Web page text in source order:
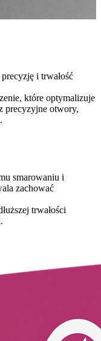
i trwałość
które optymalizuje
precyzyjne otwory,
smarowaniu i
zachować
trwałości